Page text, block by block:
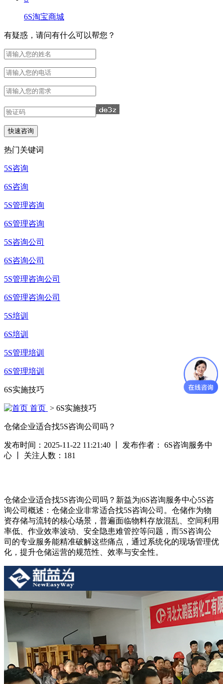
6S淘宝商城
有疑惑，请问有什么可以帮您？
热门关键词
5S咨询
6S咨询
5S管理咨询
6S管理咨询
5S咨询公司
6S咨询公司
5S管理咨询公司
6S管理咨询公司
5S培训
6S培训
5S管理培训
6S管理培训
6S实施技巧
首页 > 6S实施技巧
仓储企业适合找5S咨询公司吗？
发布时间：2025-11-22 11:21:40
发布作者： 6S咨询服务中
心
关注人数： 181
仓储企业适合找5S咨询公司吗？新益为|6S咨询服务中心5S咨
询公司概述：仓储企业非常适合找5S咨询公司。仓储作为物
资存储与流转的核心场景，普遍面临物料存放混乱、空间利用
率低、作业效率波动、安全隐患难管控等问题，而5S咨询公
司的专业服务能精准破解这些痛点，通过系统化的现场管理优
化，提升仓储运营的规范性、效率与安全性。